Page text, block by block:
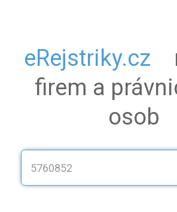
eRejstriky.cz
firem a
osob